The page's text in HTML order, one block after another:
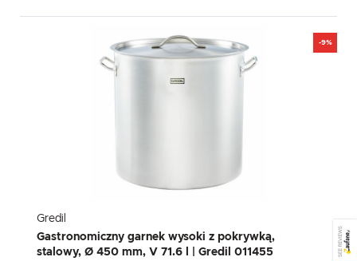
-9%
Gredil
Gastronomiczny garnek wysoki z pokrywką,
stalowy, Ø 450 mm, V 71.6 l | Gredil 011455
SEE REVIEWS